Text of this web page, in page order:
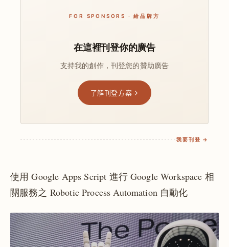
FOR SPONSORS · 給品牌方
在這裡刊登你的廣告
支持我的創作，刊登您的贊助廣告
了解刊登方案
我要刊登 →
使用 Google Apps Script 進行 Google Workspace 相
關服務之 Robotic Process Automation 自動化